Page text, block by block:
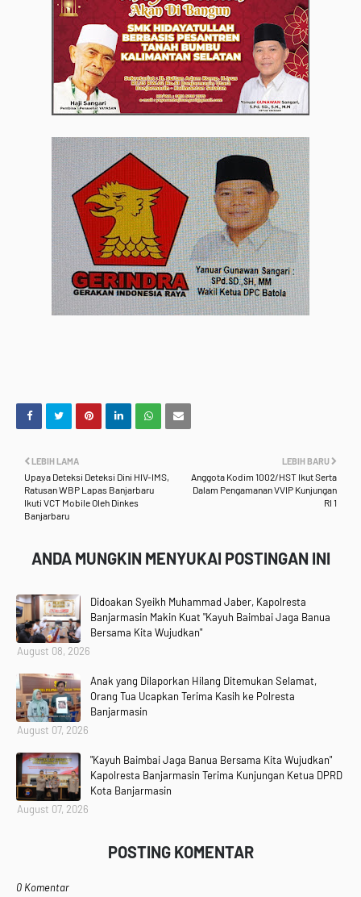
LEBIH BARU
Anggota Kodim 1002/HST Ikut Serta
Dalam Pengamanan VVIP Kunjungan
RI 1
LEBIH LAMA
Upaya Deteksi Deteksi Dini HIV-IMS,
Ratusan WBP Lapas Banjarbaru
Ikuti VCT Mobile Oleh Dinkes
Banjarbaru
ANDA MUNGKIN MENYUKAI POSTINGAN INI
Didoakan Syeikh Muhammad Jaber, Kapolresta
Banjarmasin Makin Kuat "Kayuh Baimbai Jaga Banua
Bersama Kita Wujudkan"
August 08, 2026
Anak yang Dilaporkan Hilang Ditemukan Selamat,
Orang Tua Ucapkan Terima Kasih ke Polresta
Banjarmasin
August 07, 2026
"Kayuh Baimbai Jaga Banua Bersama Kita Wujudkan"
Kapolresta Banjarmasin Terima Kunjungan Ketua DPRD
Kota Banjarmasin
August 07, 2026
POSTING KOMENTAR
0 Komentar